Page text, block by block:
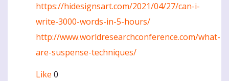
https://hidesignsart.com/2021/04/27/can-i-
write-3000-words-in-5-hours/
http://www.worldresearchconference.com/what-
are-suspense-techniques/
Like 0